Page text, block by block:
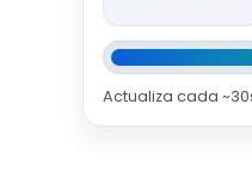
Actualiza cada